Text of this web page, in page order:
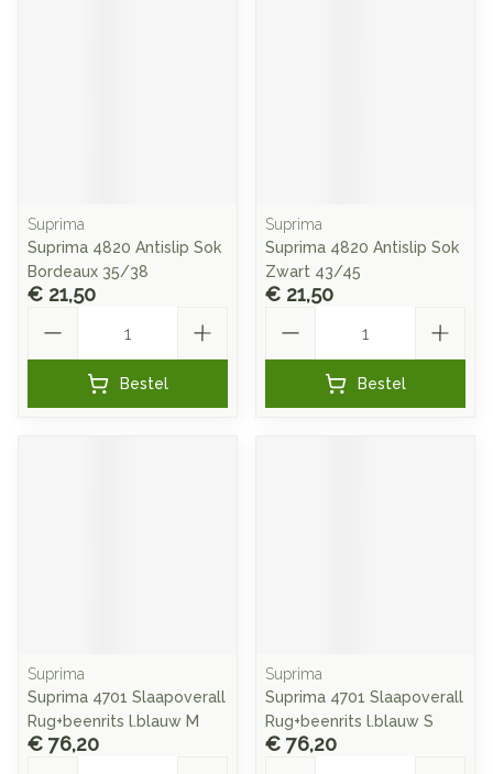
Suprima
Suprima 4820 Antislip Sok
Bordeaux 35/38
€ 21,50
Bestel
Suprima
Suprima 4820 Antislip Sok
Zwart 43/45
€ 21,50
Bestel
Suprima
Suprima 4701 Slaapoverall
Rug+beenrits l.blauw M
€ 76,20
Suprima
Suprima 4701 Slaapoverall
Rug+beenrits l.blauw S
€ 76,20